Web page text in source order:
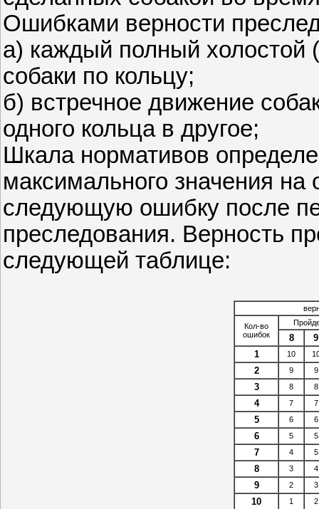
Ошибками верности
а) каждый полный холостой
собаки по кольцу;
б) встречное движение
одного кольца в другое;
Шкала нормативов
максимального значения
следующую ошибку после
преследования. Верность
следующей таблице:
Кол-во
ошибок
8
9
1
10
2 9 9
3 8 8
4 7 7
5 6 6
6 5 5
7 4 5
8 3 4
9 2 3
10 1 2